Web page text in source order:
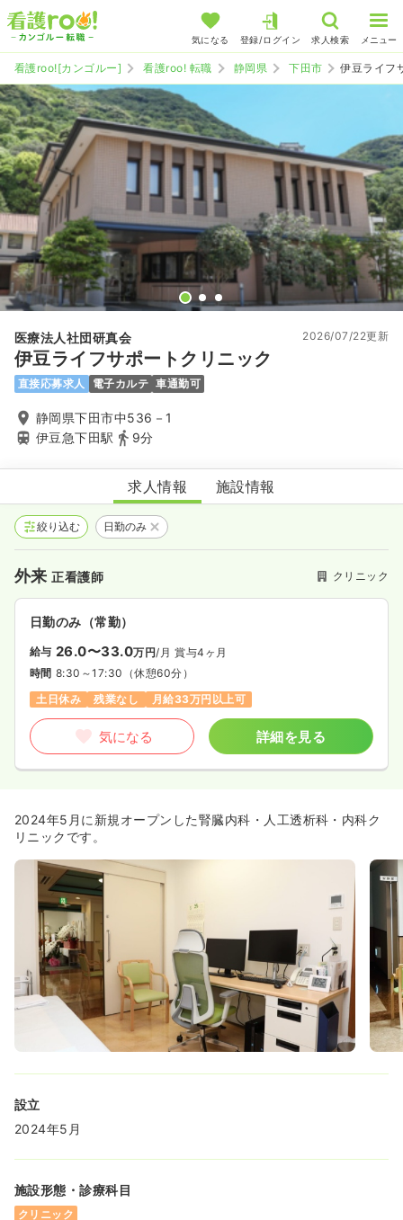
気になる 登録/ログイン 求人検索 メニュー
看護roo![カンゴルー] 看護roo! 転職 静岡県 下田市 伊豆ライフ
医療法人社団研真会
伊豆ライフサポートクリニック
2026/07/22更新
直接応募求人 電子カルテ 車通勤可
静岡県下田市中536－1
伊豆急下田駅
9分
伊豆ライフサポートクリニック
求人情報 施設情報
絞り込む 日勤のみ
外来正看護師 クリニック
日勤のみ（常勤）
給与 26.0〜33.0万円/月 賞与4ヶ月
時間 8:30～17:30 （休憩60分）
土日休み
残業なし 月給33万円以上可
気になる 詳細を見る
2024年5月に新規オープンした腎臓内科・人工透析科・内科ク
リニックです。
設立
2024年5月
施設形態・診療科目
クリニック